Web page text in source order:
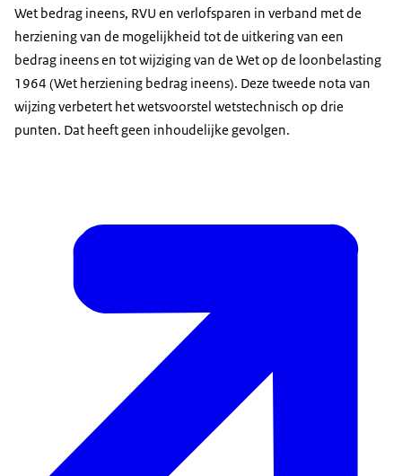
Wet bedrag ineens, RVU en verlofsparen in verband met de
herziening van de mogelijkheid tot de uitkering van een
bedrag ineens en tot wijziging van de Wet op de loonbelasting
1964 (Wet herziening bedrag ineens). Deze tweede nota van
wijzing verbetert het wetsvoorstel wetstechnisch op drie
punten. Dat heeft geen inhoudelijke gevolgen.